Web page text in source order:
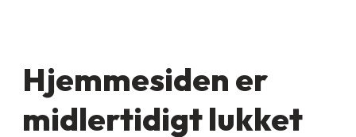
Hjemmesiden er
midlertidigt lukket